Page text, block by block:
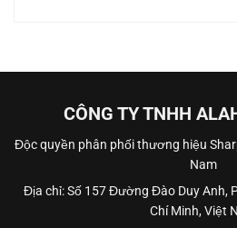
CÔNG TY TNHH
Độc quyền phân phối thương hiệu
Nam
Địa chỉ: Số 157 Đường Đào Duy Anh,
Chí Minh, Việt